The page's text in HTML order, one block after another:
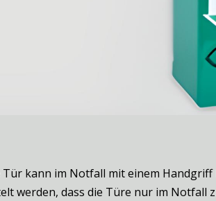
kann im Notfall mit einem
werden, dass die Türe nur im Notfall